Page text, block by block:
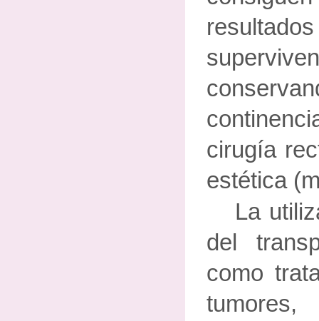
cirugía
estética
La
del
como